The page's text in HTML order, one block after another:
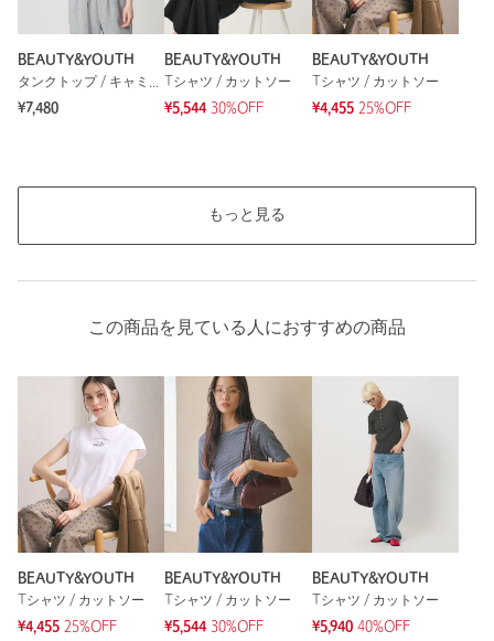
BEAUTY&YOUTH
タンクトップ / キャミソール
¥7,480
BEAUTY&YOUTH
Tシャツ / カットソー
¥5,544 30%OFF
BEAUTY&YOUTH
Tシャツ / カットソー
¥4,455 25%OFF
もっと見る
この商品を見ている人におすすめの商品
BEAUTY&YOUTH
Tシャツ / カットソー
¥4,455 25%OFF
BEAUTY&YOUTH
Tシャツ / カットソー
¥5,544 30%OFF
BEAUTY&YOUTH
Tシャツ / カットソー
¥5,940 40%OFF